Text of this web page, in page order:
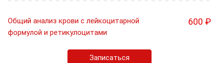
Общий анализ крови с лейкоцитарной
формулой и ретикулоцитами
600 ₽
Записаться